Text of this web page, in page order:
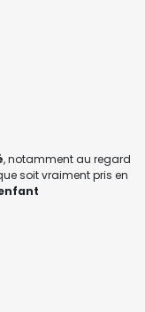
, notamment au regard
soit vraiment pris en